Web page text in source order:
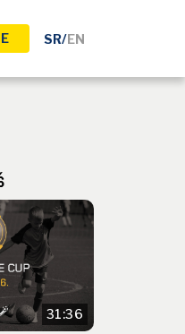
SR/EN
31:36